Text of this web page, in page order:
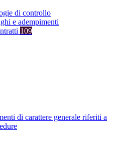
di controllo
e adempimenti
109
di carattere generale riferiti a